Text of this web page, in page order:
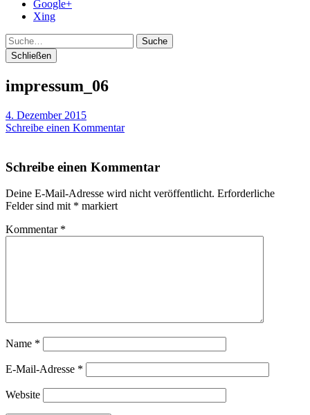
Google+
Xing
Suche
Schließen
impressum_06
4. Dezember 2015
Schreibe einen Kommentar
Schreibe einen Kommentar
Deine E-Mail-Adresse wird nicht veröffentlicht. Erforderliche
Felder sind mit * markiert
Kommentar *
Name *
E-Mail-Adresse *
Website